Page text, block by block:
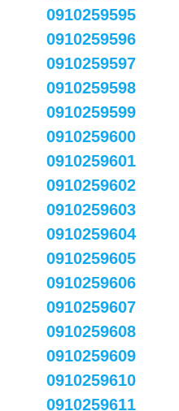
0910259595
0910259596
0910259597
0910259598
0910259599
0910259600
0910259601
0910259602
0910259603
0910259604
0910259605
0910259606
0910259607
0910259608
0910259609
0910259610
0910259611